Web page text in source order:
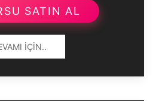
SATIN AL
İÇIN..